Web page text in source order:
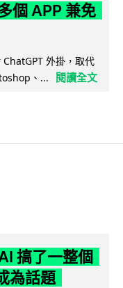
個 APP 兼免
外掛，取代
、...
閱讀全文
搞了一整個
為話題